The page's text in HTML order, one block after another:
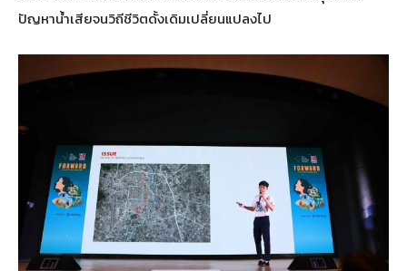
ปัญหาน้ำเสียจนวิถีชีวิตดั้งเดิมเปลี่ยนแปลงไป